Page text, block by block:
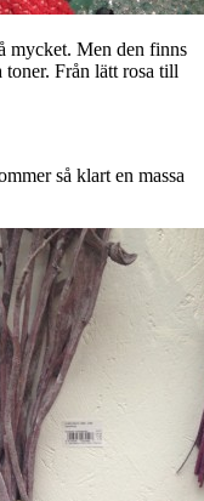
mycket. Men den finns
Från lätt rosa till
så klart en massa